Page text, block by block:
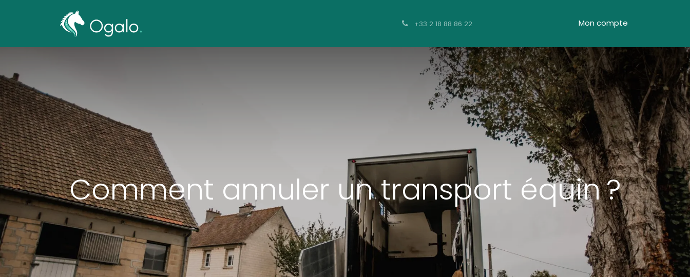
+33 2 18 88 86 22 Mon compte
Comment annuler un transport équin ?